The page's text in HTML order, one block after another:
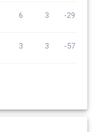
6 3 -29
3 3 -57